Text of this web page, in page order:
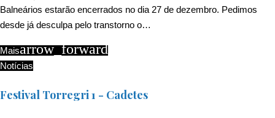
Balneários estarão encerrados no dia 27 de dezembro. Pedimos
desde já desculpa pelo transtorno o…
Maisarrow_forward
Notícias
Festival Torregri 1 - Cadetes